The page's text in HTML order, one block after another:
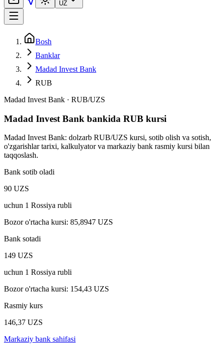
UZ
Bosh
Banklar
Madad Invest Bank
RUB
Madad Invest Bank · RUB/UZS
Madad Invest Bank bankida RUB kursi
Madad Invest Bank: dolzarb RUB/UZS kursi, sotib olish va sotish,
o'zgarishlar tarixi, kalkulyator va markaziy bank rasmiy kursi bilan
taqqoslash.
Bank sotib oladi
90 UZS
uchun 1 Rossiya rubli
Bozor o'rtacha kursi: 85,8947 UZS
Bank sotadi
149 UZS
uchun 1 Rossiya rubli
Bozor o'rtacha kursi: 154,43 UZS
Rasmiy kurs
146,37 UZS
Markaziy bank sahifasi